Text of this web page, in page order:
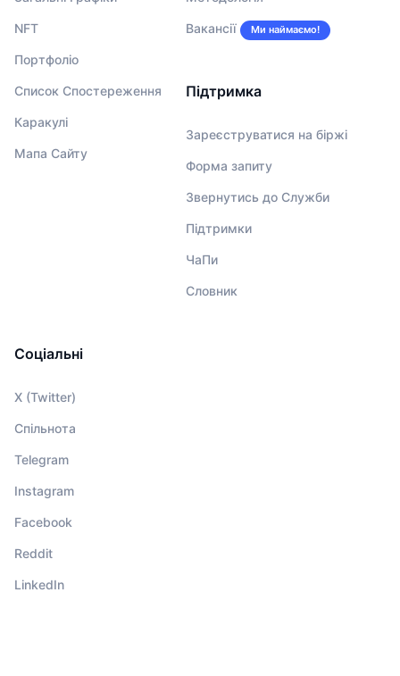
NFT
Портфоліо
Список Спостереження
Каракулі
Мапа Сайту
Вакансії Ми наймаємо!
Підтримка
Зареєструватися на біржі
Форма запиту
Звернутись до Служби
Підтримки
ЧаПи
Словник
Соціальні
X (Twitter)
Спільнота
Telegram
Instagram
Facebook
Reddit
LinkedIn